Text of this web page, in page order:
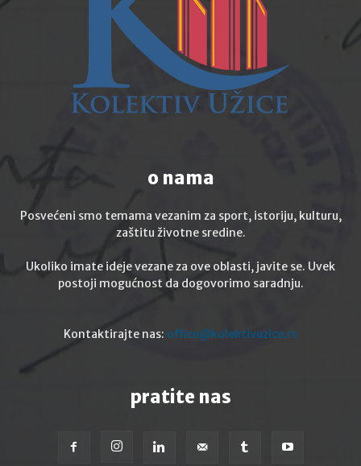
o nama
Posvećeni smo temama vezanim za sport, istoriju, kulturu,
zaštitu životne sredine.
Ukoliko imate ideje vezane za ove oblasti, javite se. Uvek
postoji mogućnost da dogovorimo saradnju.
Kontaktirajte nas: office@kolektivuzice.rs
pratite nas